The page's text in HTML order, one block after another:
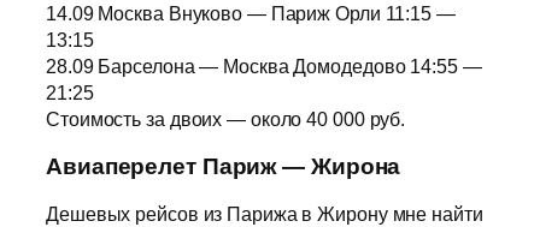
14.09 Москва Внуково — Париж Орли 11:15 —
13:15
28.09 Барселона — Москва Домодедово 14:55 —
21:25
Стоимость за двоих — около 40 000 руб.
Авиаперелет Париж — Жирона
Дешевых рейсов из Парижа в Жирону мне найти